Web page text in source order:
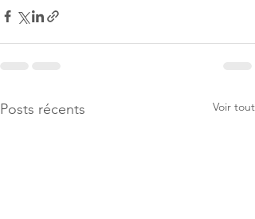
Posts récents Voir tout